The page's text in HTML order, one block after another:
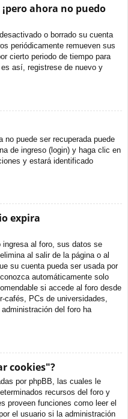
ahora no puedo
o borrado su cuenta
periódicamente remueven sus
cierto periodo de tiempo para
así, registrese de nuevo y
no puede ser recuperada puede
de ingreso (login) y haga clic en
y estará identificado
expira
al foro, sus datos se
al salir de la página o al
su cuenta pueda ser usada por
automáticamente solo
si accede al foro desde
cafés, PCs de universidades,
del foro ha
cookies"?
por phpBB, las cuales le
recursos del foro y
proveen funciones como leer el
el usuario si la administración